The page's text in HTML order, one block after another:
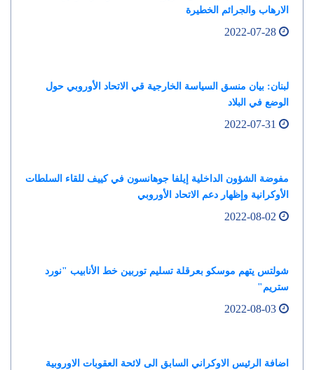
الارهاب والجرائم الخطيرة
لبنان: بيان منسق السياسة الخارجية قي الاتحاد الأوروبي حول
الوضع في البلاد
مفوضة الشؤون الداخلية إيلفا جوهانسون في كييف للقاء السلطات
الأوكرانية وإظهار دعم الاتحاد الأوروبي
شولتس يتهم موسكو بعرقلة تسليم توربين خط الأنابيب "نورد
ستريم"
اضافة الرئيس الاوكراني السابق الى لائحة العقوبات الاوروبية